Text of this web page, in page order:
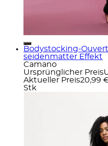
Bodystocking-
seidenmatter Effekt
Camano
Ursprünglicher Preis
Aktueller Preis20,99
Stk